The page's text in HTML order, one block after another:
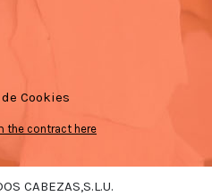
Cookies
the contract here
CABEZAS,S.L.U.